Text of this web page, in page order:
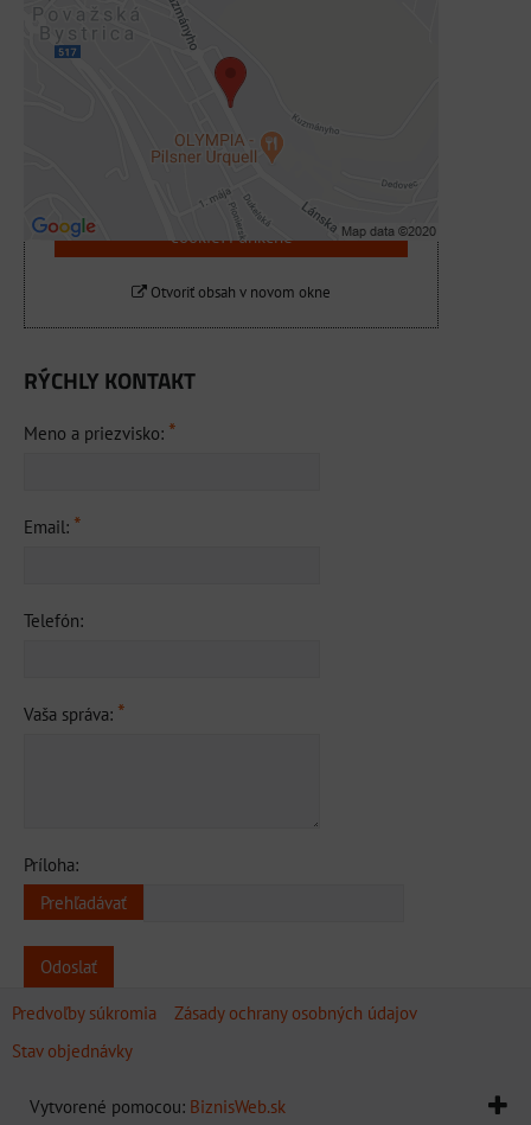
Externý obsah je blokovaný Voľbami
súkromia
Prajete si načítať externý obsah?
Povoliť tentokrát
Povoliť a zapamätať - súhlas s druhom
cookie: Funkčné
Otvoriť obsah v novom okne
RÝCHLY KONTAKT
Meno a priezvisko: *
Email: *
Telefón:
Vaša správa: *
Príloha:
Odoslať
Predvoľby súkromia
Zásady ochrany osobných údajov
Stav objednávky
Vytvorené pomocou: BiznisWeb.sk